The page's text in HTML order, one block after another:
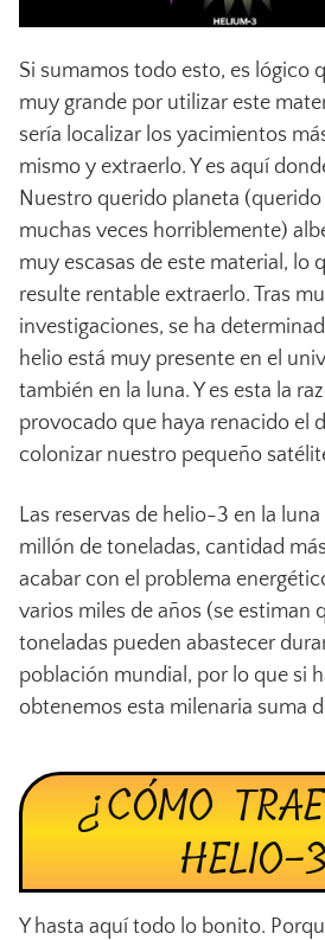
Si sumamos todo esto, es lógico
muy grande por utilizar este
sería localizar los yacimientos
mismo y extraerlo. Y es aquí
Nuestro querido planeta
muchas veces horriblemente)
muy escasas de este material, lo
resulte rentable extraerlo. Tras
investigaciones, se ha
helio está muy presente en el
también en la luna. Y es esta la
provocado que haya renacido el
colonizar nuestro pequeño
Las reservas de helio-3 en la
millón de toneladas, cantidad
acabar con el problema
varios miles de años (se estiman
toneladas pueden abastecer
población mundial, por lo que si
obtenemos esta milenaria suma
¿CÓMO
HELIO-
Y hasta aquí todo lo bonito.